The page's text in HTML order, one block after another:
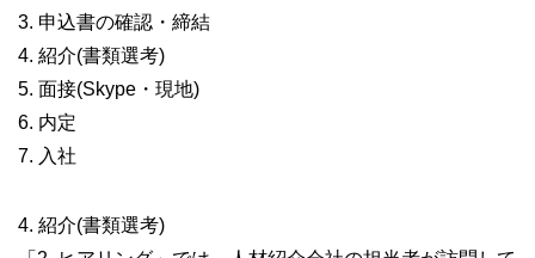
3. 申込書の確認・締結
4. 紹介(書類選考)
5. 面接(Skype・現地)
6. 内定
7. 入社
4. 紹介(書類選考)